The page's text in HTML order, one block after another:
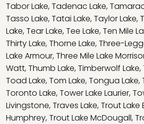
Tabor Lake,Tadenac Lake,
Tasso Lake,Tatai Lake,Taylor Lake,
Lake,Tear Lake,Tee Lake,Ten Mile
Thirty Lake,Thorne Lake,Three-
Lake Armour,Three Mile Lake
Watt,Thumb Lake,Timberwolf Lake,
Toad Lake,Tom Lake,Tongua Lake,
Toronto Lake,Tower Lake Laurier,
Livingstone,Traves Lake,Trout Lake
Humphrey,Trout Lake McDougall,